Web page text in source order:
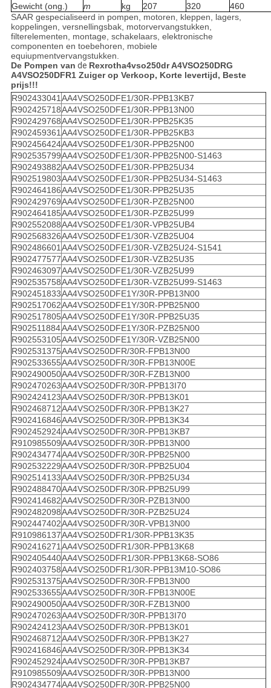
Gewicht (ong.) m kg 207 320
460
SAAR gespecialiseerd in pompen, motoren, kleppen, lagers,
koppelingen, versnellingsbak, motorvervangstukken,
filterelementen, montage, schakelaars, elektronische
componenten en toebehoren, mobiele
equiupmentvervangstukken.
De Pompen van de Rexrotha4vso250dr A4VSO250DRG
A4VSO250DFR1 Zuiger op Verkoop, Korte levertijd, Beste
prijs!!!
R902433041 AA4VSO250DFE1/30R-PPB13KB7
R902425718AA4VSO250DFE1/30R-PPB13N00
R902429768AA4VSO250DFE1/30R-PPB25K35
R902459361 AA4VSO250DFE1/30R-PPB25KB3
R902456424AA4VSO250DFE1/30R-PPB25N00
R902535799AA4VSO250DFE1/30R-PPB25N00-S1463
R902493882AA4VSO250DFE1/30R-PPB25U34
R902519803AA4VSO250DFE1/30R-PPB25U34-S1463
R902464186AA4VSO250DFE1/30R-PPB25U35
R902429769AA4VSO250DFE1/30R-PZB25N00
R902464185AA4VSO250DFE1/30R-PZB25U99
R902552088AA4VSO250DFE1/30R-VPB25UB4
R902568326AA4VSO250DFE1/30R-VZB25U04
R902486601 AA4VSO250DFE1/30R-VZB25U24-S1541
R902477577AA4VSO250DFE1/30R-VZB25U35
R902463097AA4VSO250DFE1/30R-VZB25U99
R902535758AA4VSO250DFE1/30R-VZB25U99-S1463
R902451833AA4VSO250DFE1Y/30R-PPB13N00
R902517062AA4VSO250DFE1Y/30R-PPB25N00
R902517805AA4VSO250DFE1Y/30R-PPB25U35
R902511884AA4VSO250DFE1Y/30R-PZB25N00
R902553105AA4VSO250DFE1Y/30R-VZB25N00
R902531375AA4VSO250DFR/30R-FPB13N00
R902533655AA4VSO250DFR/30R-FPB13N00E
R902490050AA4VSO250DFR/30R-FZB13N00
R902470263AA4VSO250DFR/30R-PPB13I70
R902424123AA4VSO250DFR/30R-PPB13K01
R902468712AA4VSO250DFR/30R-PPB13K27
R902416846AA4VSO250DFR/30R-PPB13K34
R902452924AA4VSO250DFR/30R-PPB13KB7
R910985509AA4VSO250DFR/30R-PPB13N00
R902434774AA4VSO250DFR/30R-PPB25N00
R902532229AA4VSO250DFR/30R-PPB25U04
R902514133AA4VSO250DFR/30R-PPB25U34
R902488470AA4VSO250DFR/30R-PPB25U99
R902414682AA4VSO250DFR/30R-PZB13N00
R902482098AA4VSO250DFR/30R-PZB25U24
R902447402AA4VSO250DFR/30R-VPB13N00
R910986137AA4VSO250DFR1/30R-PPB13K35
R902416271 AA4VSO250DFR1/30R-PPB13K68
R902405440AA4VSO250DFR1/30R-PPB13K68-SO86
R902403758AA4VSO250DFR1/30R-PPB13M10-SO86
R902531375AA4VSO250DFR/30R-FPB13N00
R902533655AA4VSO250DFR/30R-FPB13N00E
R902490050AA4VSO250DFR/30R-FZB13N00
R902470263AA4VSO250DFR/30R-PPB13I70
R902424123AA4VSO250DFR/30R-PPB13K01
R902468712AA4VSO250DFR/30R-PPB13K27
R902416846AA4VSO250DFR/30R-PPB13K34
R902452924AA4VSO250DFR/30R-PPB13KB7
R910985509AA4VSO250DFR/30R-PPB13N00
R902434774AA4VSO250DFR/30R-PPB25N00